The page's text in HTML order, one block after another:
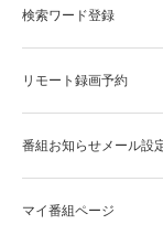
検索ワード登録
リモート録画予約
番組お知らせメール設
マイ番組ページ